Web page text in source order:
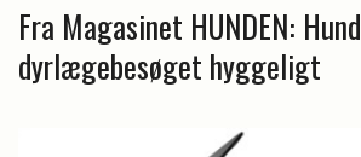
Fra Magasinet HUNDEN:
dyrlægebesøget hyggeligt